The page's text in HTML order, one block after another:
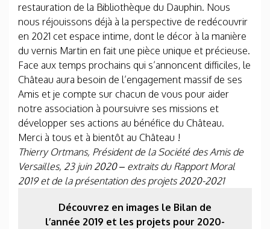
restauration de la Bibliothèque du Dauphin. Nous
nous réjouissons déjà à la perspective de redécouvrir
en 2021 cet espace intime, dont le décor à la manière
du vernis Martin en fait une pièce unique et précieuse.
Face aux temps prochains qui s’annoncent difficiles, le
Château aura besoin de l’engagement massif de ses
Amis et je compte sur chacun de vous pour aider
notre association à poursuivre ses missions et
développer ses actions au bénéfice du Château.
Merci à tous et à bientôt au Château !
Thierry Ortmans, Président de la Société des Amis de
Versailles, 23 juin 2020 – extraits du Rapport Moral
2019 et de la présentation des projets 2020-2021
Découvrez en images le Bilan de
l’année 2019 et les projets pour 2020-